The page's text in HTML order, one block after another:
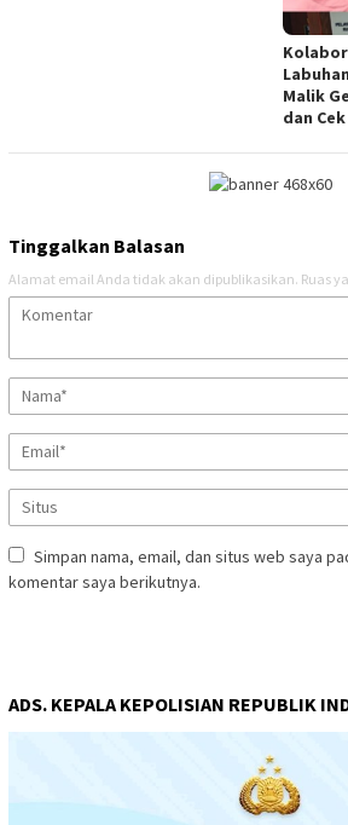
Malik
dan
Tinggalkan Balasan
Alamat email Anda tidak akan dipublikasikan. Ruas
Simpan nama, email, dan situs web saya
komentar saya berikutnya.
ADS. KEPALA KEPOLISIAN REPUBLIK